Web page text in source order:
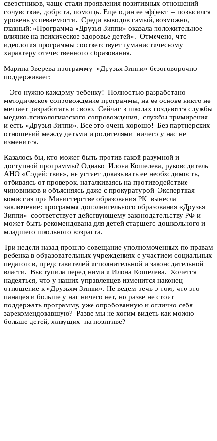
сверстников, чаще стали проявления позитивных отношений –
сочувствие, доброта, помощь. Еще один ее эффект – повысился
уровень успеваемости. Среди выводов самый, возможно,
главный: «Программа «Друзья Зиппи» оказала положительное
влияние на психическое здоровье детей». Отмечено, что
идеология программы соответствует гуманистическому
характеру отечественного образования.
Марина Зверева программу «Друзья Зиппи» безоговорочно
поддерживает:
– Это нужно каждому ребенку! Полностью разработано
методическое сопровождение программы, на ее основе никто не
мешает разработать и свою. Сейчас в школах создаются службы
медико-психологического сопровождения, службы примирения
и есть «Друзья Зиппи». Все это очень хорошо! Без партнерских
отношений между детьми и родителями ничего у нас не
изменится.
Казалось бы, кто может быть против такой разумной и
доступной программы? Однако Илона Кошелева, руководитель
АНО «Содействие», не устает доказывать ее необходимость,
отбиваясь от проверок, наталкиваясь на противодействие
чиновников и объясняясь даже с прокуратурой. Экспертная
комиссия при Министерстве образования РК вынесла
заключение: программа дополнительного образования «Друзья
Зиппи» соответствует действующему законодательству РФ и
может быть рекомендована для детей старшего дошкольного и
младшего школьного возраста.
Три недели назад прошло совещание уполномоченных по правам
ребенка в образовательных учреждениях с участием социальных
педагогов, представителей исполнительной и законодательной
власти. Выступила перед ними и Илона Кошелева. Хочется
надеяться, что у наших управленцев изменится наконец
отношение к «Друзьям Зиппи». Не ведем речь о том, что это
панацея и больше у нас ничего нет, но разве не стоит
поддержать программу, уже опробованную и отлично себя
зарекомендовавшую? Разве мы не хотим видеть как можно
больше детей, живущих на позитиве?